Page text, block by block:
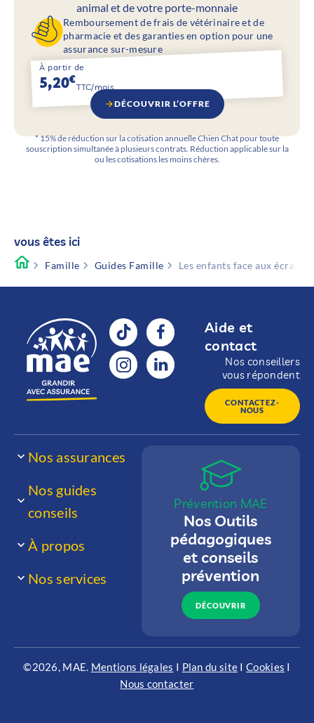
vous êtes ici
Famille Guides Famille Les enfants face aux écrans
animal et de votre porte-monnaie
Remboursement de frais de vétérinaire et de
pharmacie et des garanties en option pour une
assurance sur-mesure
À partir de
5,20€
TTC/mois
DÉCOUVRIR L’OFFRE
* 15% de réduction sur la cotisation annuelle Chien Chat pour toute
souscription simultanée à plusieurs contrats. Réduction applicable sur la
ou les cotisations les moins chères.
Aide et
contact
Nos conseillers
vous répondent
CONTACTEZ-
NOUS
Nos assurances
Nos guides
conseils
À propos
Nos services
Prévention MAE
Nos Outils
pédagogiques
et conseils
prévention
DÉCOUVRIR
©2026, MAE. Mentions légales I Plan du site ICookies I
Nous contacter